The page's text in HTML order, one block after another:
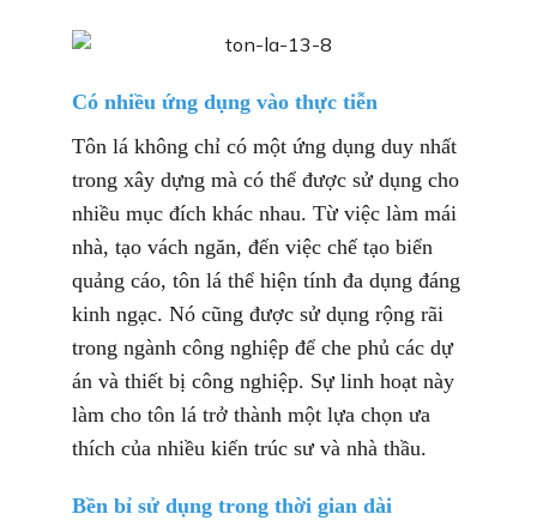
Có nhiều ứng dụng vào thực tiễn
Tôn lá không chỉ có một ứng dụng duy nhất
trong xây dựng mà có thể được sử dụng cho
nhiều mục đích khác nhau. Từ việc làm mái
nhà, tạo vách ngăn, đến việc chế tạo biển
quảng cáo, tôn lá thể hiện tính đa dụng đáng
kinh ngạc. Nó cũng được sử dụng rộng rãi
trong ngành công nghiệp để che phủ các dự
án và thiết bị công nghiệp. Sự linh hoạt này
làm cho tôn lá trở thành một lựa chọn ưa
thích của nhiều kiến trúc sư và nhà thầu.
Bền bỉ sử dụng trong thời gian dài